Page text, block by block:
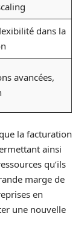
dans la
avancées,
la facturation
ainsi
qu’ils
marge de
en
une nouvelle